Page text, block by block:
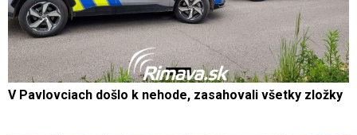
V Pavlovciach došlo k nehode, zasahovali všetky zložky